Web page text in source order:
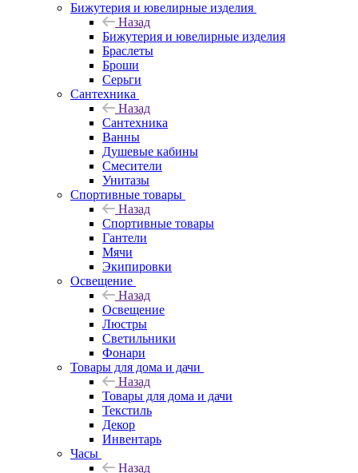
Бижутерия и ювелирные изделия
Назад
Бижутерия и ювелирные изделия
Браслеты
Броши
Серьги
Сантехника
Назад
Сантехника
Ванны
Душевые кабины
Смесители
Унитазы
Спортивные товары
Назад
Спортивные товары
Гантели
Мячи
Экипировки
Освещение
Назад
Освещение
Люстры
Светильники
Фонари
Товары для дома и дачи
Назад
Товары для дома и дачи
Текстиль
Декор
Инвентарь
Часы
Назад